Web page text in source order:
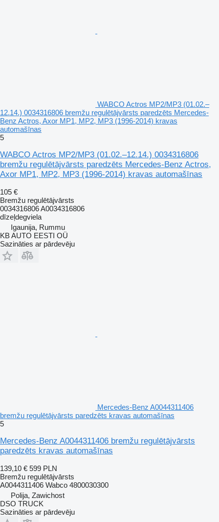
WABCO Actros MP2/MP3 (01.02.–
12.14.) 0034316806 bremžu regulētājvārsts paredzēts Mercedes-
Benz Actros, Axor MP1, MP2, MP3 (1996-2014) kravas
automašīnas
5
WABCO Actros MP2/MP3 (01.02.–12.14.) 0034316806
bremžu regulētājvārsts paredzēts Mercedes-Benz Actros,
Axor MP1, MP2, MP3 (1996-2014) kravas automašīnas
105 €
Bremžu regulētājvārsts
0034316806 A0034316806
dīzeļdegviela
Igaunija, Rummu
KB AUTO EESTI OÜ
Sazināties ar pārdevēju
Mercedes-Benz A0044311406
bremžu regulētājvārsts paredzēts kravas automašīnas
5
Mercedes-Benz A0044311406 bremžu regulētājvārsts
paredzēts kravas automašīnas
139,10 € 599 PLN
Bremžu regulētājvārsts
A0044311406 Wabco 4800030300
Polija, Zawichost
DSO TRUCK
Sazināties ar pārdevēju